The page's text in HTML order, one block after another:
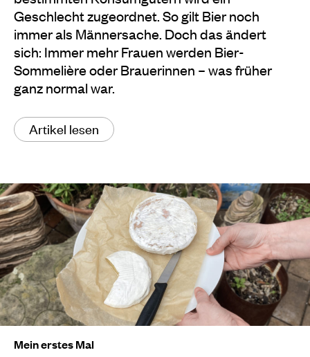
Geschlecht zugeordnet. So gilt Bier noch
immer als Männersache. Doch das ändert
sich: Immer mehr Frauen werden Bier-
Sommelière oder Brauerinnen – was früher
ganz normal war.
Artikel lesen
Mein erstes Mal